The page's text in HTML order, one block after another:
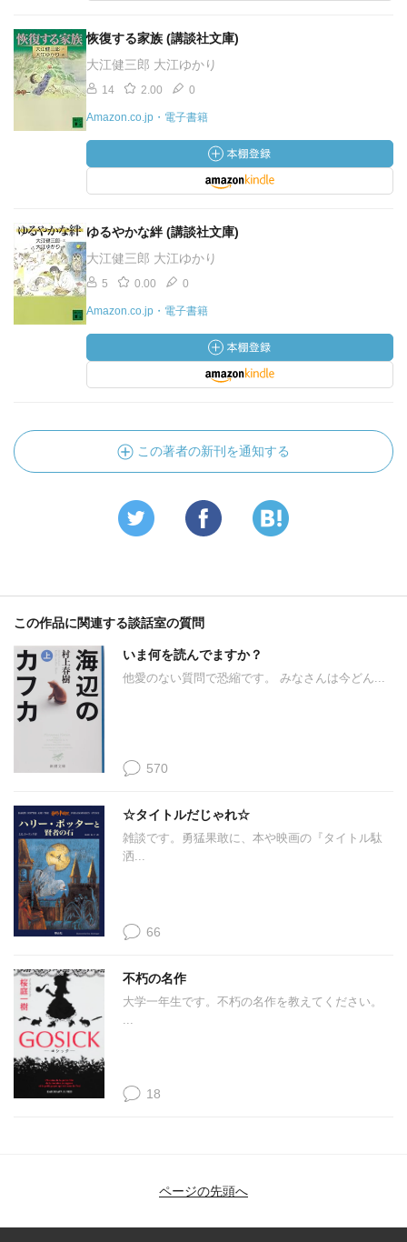
恢復する家族 (講談社文庫)
大江健三郎 大江ゆかり
14 2.00 0
Amazon.co.jp・電子書籍
ゆるやかな絆 (講談社文庫)
大江健三郎 大江ゆかり
5 0.00 0
Amazon.co.jp・電子書籍
この著者の新刊を通知する
この作品に関連する談話室の質問
いま何を読んでますか？
他愛のない質問で恐縮です。 みなさんは今どん...
570
☆タイトルだじゃれ☆
雑談です。勇猛果敢に、本や映画の『タイトル駄
洒...
66
不朽の名作
大学一年生です。不朽の名作を教えてください。
18
ページの先頭へ